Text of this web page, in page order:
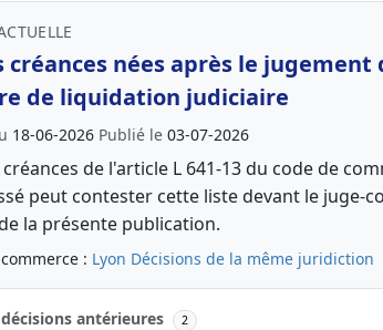
créances nées après le
de liquidation judiciaire
18-06-2026 Publié le 03-07-2026
créances de l'article L 641-13 du code de
peut contester cette liste devant le juge-
la présente publication.
: Lyon Décisions de la même juridiction
antérieures 2